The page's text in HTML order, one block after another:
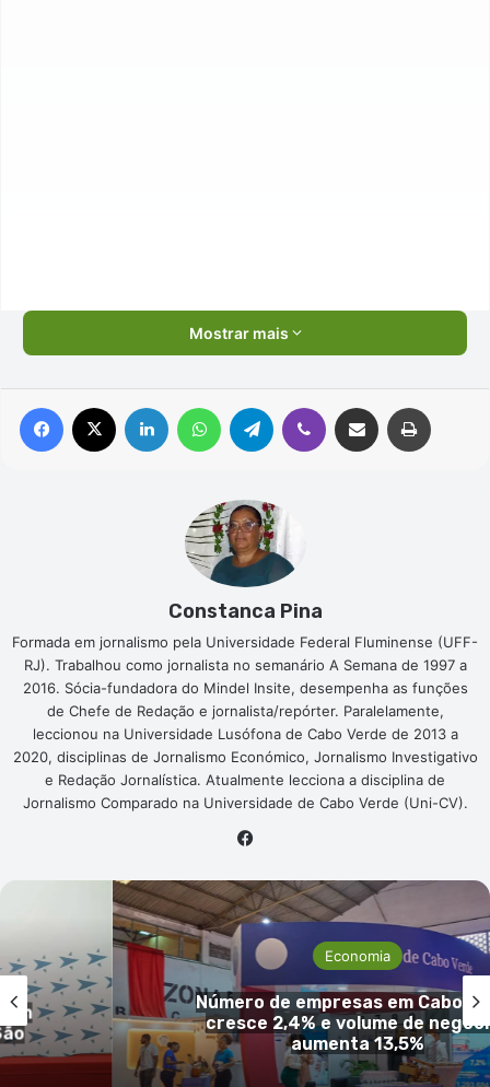
Mostrar mais
Facebook Linkedin WhatsAppTelegram Viber Compartilhar via e-mail
Constanca Pina
Formada em jornalismo pela Universidade Federal Fluminense (UFF-
RJ). Trabalhou como jornalista no semanário A Semana de 1997 a
2016. Sócia-fundadora do Mindel Insite, desempenha as funções
de Chefe de Redação e jornalista/repórter. Paralelamente,
leccionou na Universidade Lusófona de Cabo Verde de 2013 a
2020, disciplinas de Jornalismo Económico, Jornalismo Investigativo
e Redação Jornalística. Atualmente lecciona a disciplina de
Jornalismo Comparado na Universidade de Cabo Verde (Uni-CV).
Economia
Número de empresas em Cabo
cresce 2,4% e volume de
aumenta 13,5%